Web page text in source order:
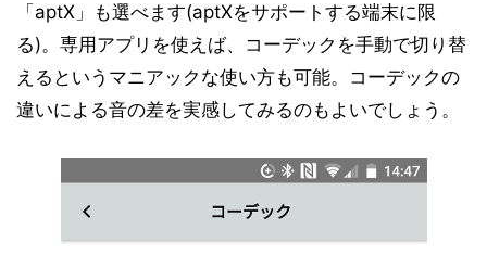
「aptX」も選べます(aptXをサポートする端末に限
る)。専用アプリを使えば、コーデックを手動で切り替
えるというマニアックな使い方も可能。コーデックの
違いによる音の差を実感してみるのもよいでしょう。